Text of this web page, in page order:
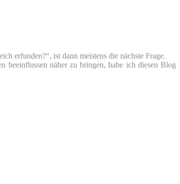
erfunden?“, ist dann meistens die nächste Frage.
beeinflussen näher zu bringen, habe ich diesen Blog